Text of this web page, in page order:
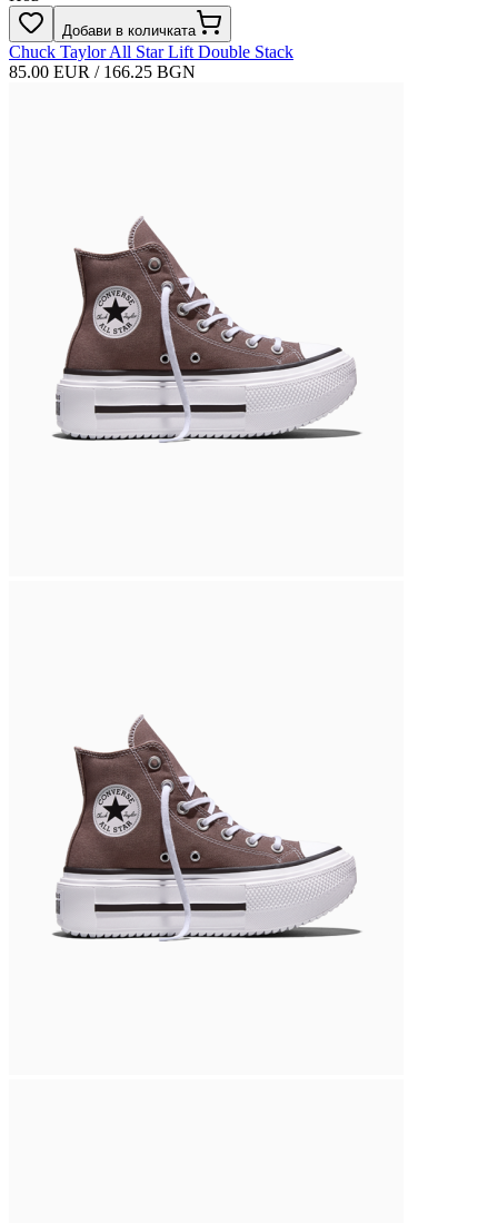
Добави в количката
Chuck Taylor All Star Lift Double Stack
85.00 EUR / 166.25 BGN